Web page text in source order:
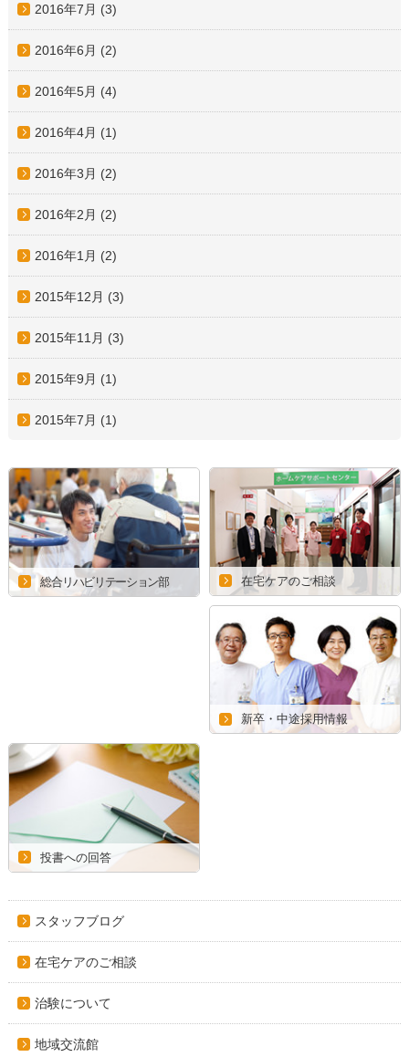
2016年7月 (3)
2016年6月 (2)
2016年5月 (4)
2016年4月 (1)
2016年3月 (2)
2016年2月 (2)
2016年1月 (2)
2015年12月 (3)
2015年11月 (3)
2015年9月 (1)
2015年7月 (1)
総合リハビリテーション部 在宅ケアのご相談
新卒・中途採用情報
投書への回答
スタッフブログ
在宅ケアのご相談
治験について
地域交流館